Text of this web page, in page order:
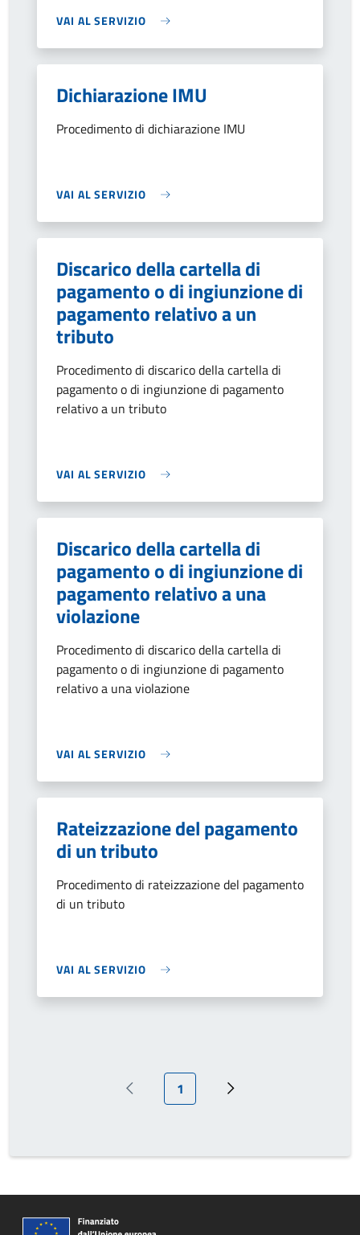
VAI AL SERVIZIO
Dichiarazione IMU
Procedimento di dichiarazione IMU
VAI AL SERVIZIO
Discarico della cartella di
pagamento o di ingiunzione di
pagamento relativo a un
tributo
Procedimento di discarico della cartella di
pagamento o di ingiunzione di pagamento
relativo a un tributo
VAI AL SERVIZIO
Discarico della cartella di
pagamento o di ingiunzione di
pagamento relativo a una
violazione
Procedimento di discarico della cartella di
pagamento o di ingiunzione di pagamento
relativo a una violazione
VAI AL SERVIZIO
Rateizzazione del pagamento
di un tributo
Procedimento di rateizzazione del pagamento
di un tributo
VAI AL SERVIZIO
Pagina precedente
Pagina attuale
1 Pagina successiva